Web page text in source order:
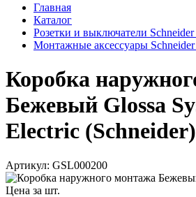
Главная
Каталог
Розетки и выключатели
Монтажные аксессуары
Коробка
Бежевый Glossa
Electric (Schneider)
Артикул: GSL000200
Цена за шт.